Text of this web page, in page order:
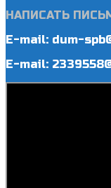
НАПИСАТЬ
E-mail: dum-
E-mail: